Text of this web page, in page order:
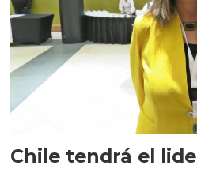
Chile tendrá el